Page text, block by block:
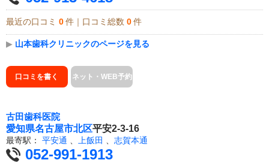
最近の口コミ 0 件｜口コミ総数 0 件
▶ 山本歯科クリニックのページを見る
口コミを書く ネット・WEB予約
古田歯科医院
愛知県名古屋市北区平安2-3-16
最寄駅： 平安通 上飯田 志賀本通
052-991-1913